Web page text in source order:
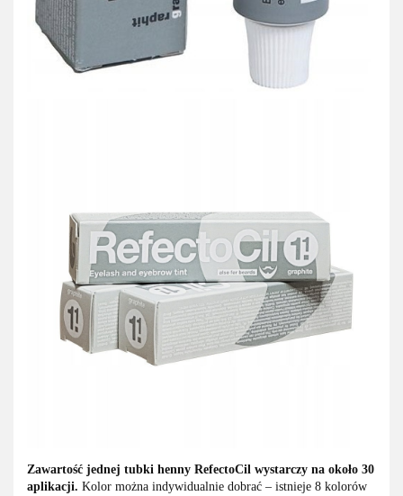
Zawartość jednej tubki henny RefectoCil wystarczy na około 30
aplikacji. Kolor można indywidualnie dobrać – istnieje 8 kolorów